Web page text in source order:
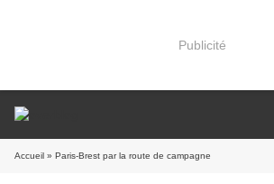
Publicité
Accueil » Paris-Brest par la route de campagne